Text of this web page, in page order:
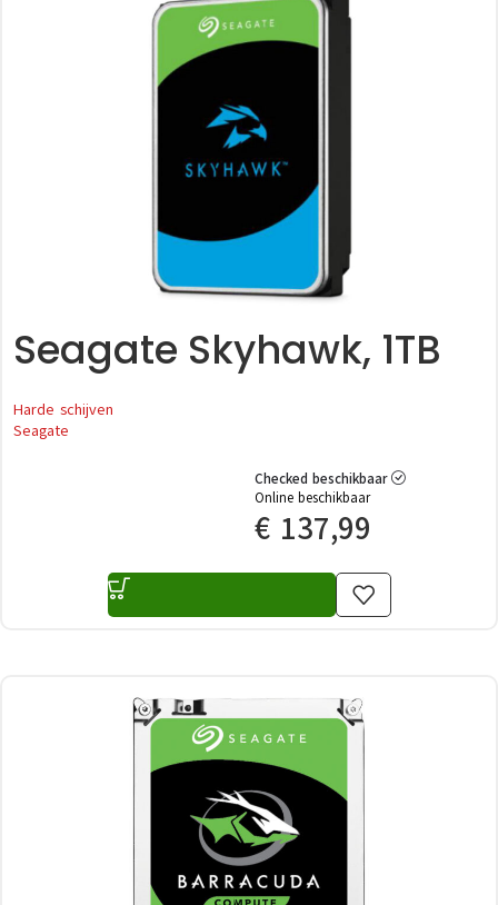
Seagate Skyhawk, 1TB
Harde schijven
Seagate
Checked beschikbaar
Online beschikbaar
€ 137,99